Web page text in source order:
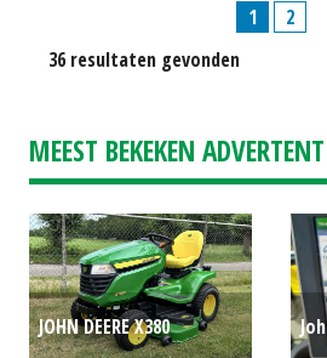
1
2
36 resultaten gevonden
MEEST BEKEKEN
JOHN DEERE X380